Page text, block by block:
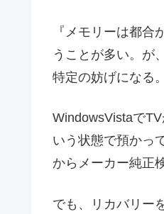
『メモリーは都
うことが多い。が
特定の妨げになる
WindowsVistaで
いう状態で預かっ
からメーカー純正
でも、リカバリー